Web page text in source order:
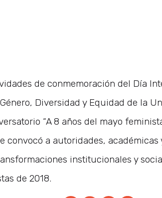
de conmemoración del Día
Diversidad y Equidad de la
“A 8 años del mayo
convocó a autoridades, académicas
institucionales y
de 2018.